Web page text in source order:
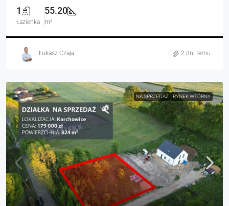
1
Łazienka
55.20
m²
Łukasz Czaja 2 dni temu
NA SPRZEDAŻ RYNEK WTÓRNY